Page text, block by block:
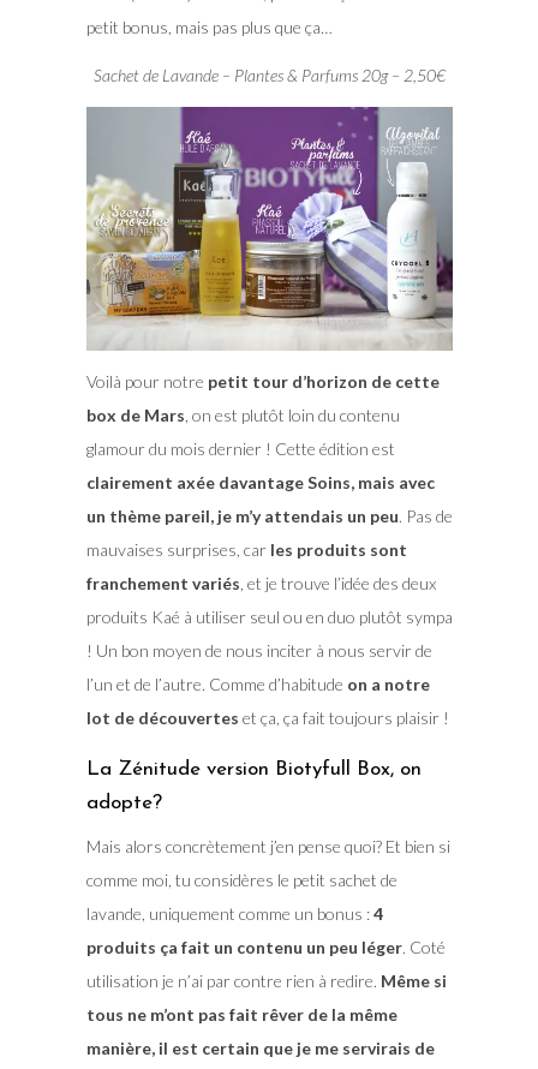
petit bonus, mais pas plus que ça…
Sachet de Lavande – Plantes & Parfums 20g – 2,50€
Voilà pour notre petit tour d’horizon de cette
box de Mars , on est plutôt loin du contenu
glamour du mois dernier ! Cette édition est
clairement axée davantage Soins, mais avec
un thème pareil, je m’y attendais un peu. Pas de
mauvaises surprises, carles produits sont
franchement variés , et je trouve l’idée des deux
produits Kaé à utiliser seul ou en duo plutôt sympa
! Un bon moyen de nous inciter à nous servir de
l’un et de l’autre. Comme d’habitude on a notre
lot de découvertes et ça, ça fait toujours plaisir !
La Zénitude version Biotyfull Box, on
adopte?
Mais alors concrètement j’en pense quoi? Et bien si
comme moi, tu considères le petit sachet de
lavande, uniquement comme un bonus :4
produits ça fait un contenu un peu léger. Coté
utilisation je n’ai par contre rien à redire. Même si
tous ne m’ont pas fait rêver de la même
manière, il est certain que je me servirais de